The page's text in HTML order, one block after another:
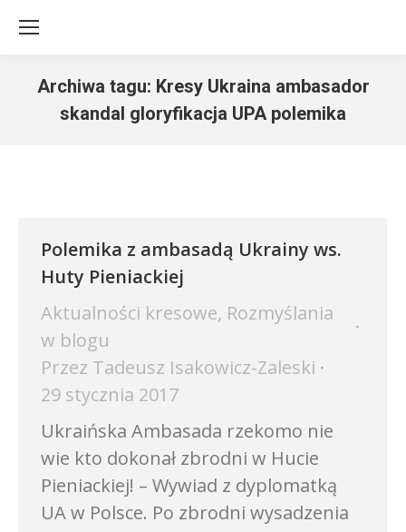
Archiwa tagu: Kresy Ukraina ambasador
skandal gloryfikacja UPA polemika
Polemika z ambasadą Ukrainy ws.
Huty Pieniackiej
Aktualności kresowe, Rozmyślania
w blogu
Przez Tadeusz Isakowicz-Zaleski
29 stycznia 2017
Ukraińska Ambasada rzekomo nie
wie kto dokonał zbrodni w Hucie
Pieniackiej! – Wywiad z dyplomatką
UA w Polsce. Po zbrodni wysadzenia